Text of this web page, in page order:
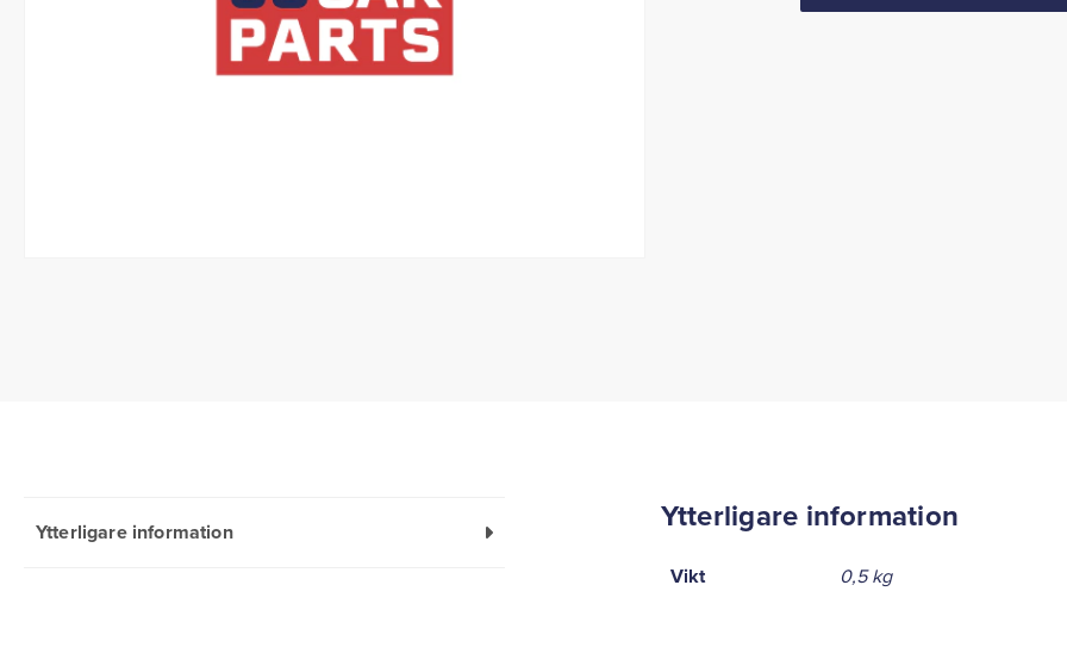
Ytterligare information Ytterligare information
Vikt 0,5 kg